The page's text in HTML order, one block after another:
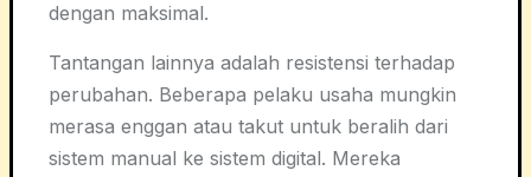
dengan maksimal.
Tantangan lainnya adalah resistensi terhadap
perubahan. Beberapa pelaku usaha mungkin
merasa enggan atau takut untuk beralih dari
sistem manual ke sistem digital. Mereka